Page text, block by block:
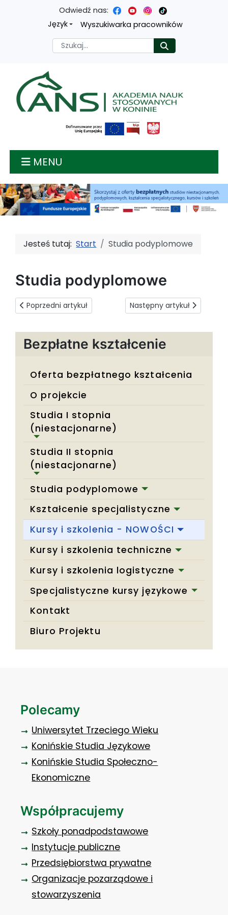
Przejdź
treści
głównej
Przejdź
menu
nawigacyjnego
Przejdź
wyszukiwarki
Przejdź
mapy
strony
Odwiedź nas:
Język
Wyszukiwarka pracowników
Szukaj
Akademia nauk
MENU
Bezpłatne kształcenie
Oferta bezpłatnego kształcenia
O projekcie
Studia I stopnia
(niestacjonarne)
Studia II stopnia
(niestacjonarne)
Studia podyplomowe
Kształcenie specjalistyczne
Kursy i szkolenia - NOWOŚCI
Kursy i szkolenia techniczne
Kursy i szkolenia logistyczne
Specjalistyczne kursy językowe
Kontakt
Biuro Projektu
Jesteś tutaj:Start Studia podyplomowe
Studia podyplomowe
Poprzedni artykuł: Budownictwo energooszczędne i
Poprzedni artykuł Następny artykuł:
Następny artykuł
Polecamy
Uniwersytet Trzeciego Wieku
Konińskie Studia Językowe
Konińskie Studia Społeczno-
Ekonomiczne
Współpracujemy
Szkoły ponadpodstawowe
Instytucje publiczne
Przedsiębiorstwa prywatne
Organizacje pozarządowe i
stowarzyszenia